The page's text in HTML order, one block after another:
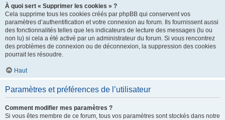
À quoi sert « Supprimer les cookies » ?
Cela supprime tous les cookies créés par phpBB qui conservent vos
paramètres d’authentification et votre connexion au forum. Ils fournissent aussi
des fonctionnalités telles que les indicateurs de lecture des messages (lu ou
non lu) si cela a été activé par un administrateur du forum. Si vous rencontrez
des problèmes de connexion ou de déconnexion, la suppression des cookies
pourrait les résoudre.
Haut
Paramètres et préférences de l’utilisateur
Comment modifier mes paramètres ?
Si vous êtes membre de ce forum, tous vos paramètres sont stockés dans notre